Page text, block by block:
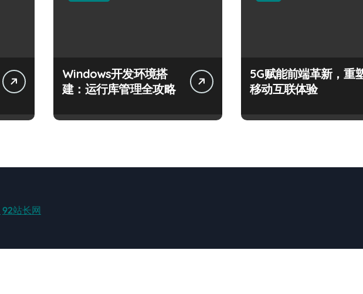
Windows开发环境搭
建：运行库管理全攻略
5G赋能前端革新，重
移动互联体验
92站长网